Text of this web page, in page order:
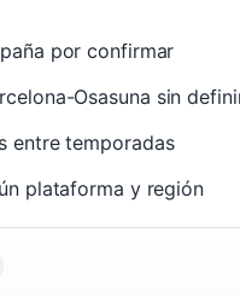
por confirmar
Osasuna sin
entre temporadas
plataforma y región